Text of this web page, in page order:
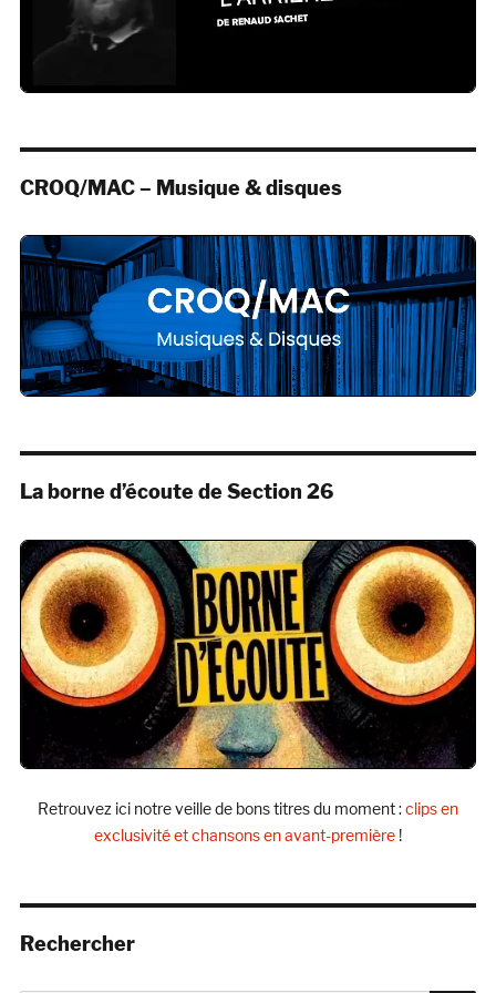
CROQ/MAC – Musique & disques
La borne d’écoute de Section 26
Retrouvez ici notre veille de bons titres du moment :clips en
exclusivité et chansons en avant-première !
Rechercher